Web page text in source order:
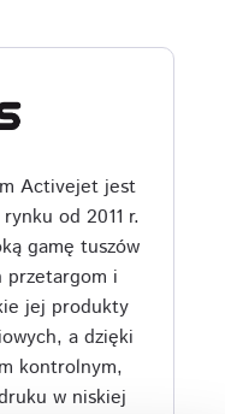
Activejet jest
od 2011 r.
gamę tuszów
przetargom i
jej produkty
a dzięki
kontrolnym,
w niskiej